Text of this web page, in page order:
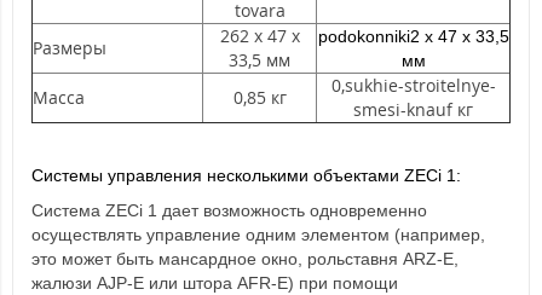
tovara
Размеры
262 х 47 х
33,5 мм
podokonniki2 х 47 х 33,5
мм
Масса 0,85 кг
0,sukhie-stroitelnye-
smesi-knauf кг
Системы управления несколькими объектами ZECi 1:
Система ZECi 1 дает возможность одновременно
осуществлять управление одним элементом (например,
это может быть мансардное окно, рольставня ARZ-E,
жалюзи AJP-E или штора AFR-E) при помощи